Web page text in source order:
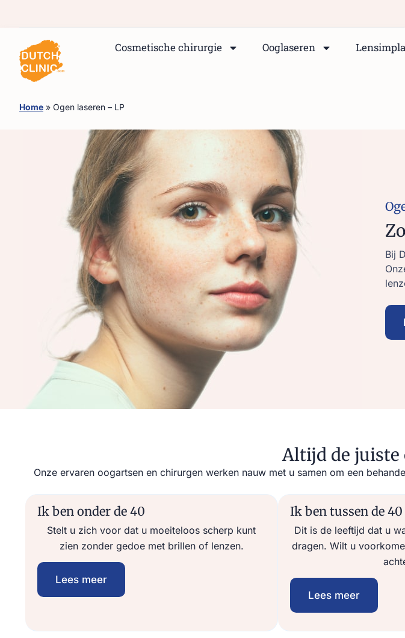
Cosmetische chirurgie Ooglaseren
Home » Ogen laseren – LP
Bij
Altijd de juiste
Onze ervaren oogartsen en chirurgen werken nauw met u samen om een
Ik ben onder de 40
Stelt u zich voor dat u moeiteloos scherp kunt
zien zonder gedoe met brillen of lenzen.
Lees meer
Ik ben tussen de
Dit is de leeftijd dat u
dragen. Wilt u
Lees meer